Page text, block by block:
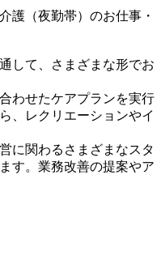
護（夜勤帯）のお仕事・
して、さまざまな形でお
わせたケアプランを実行
、レクリエーションやイ
に関わるさまざまなスタ
す。業務改善の提案やア